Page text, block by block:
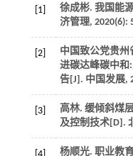
[1] 徐成彬. 我国能
济管理, 2020(6):
[2]
中国致公党贵州
进碳达峰碳中和
告[J]. 中国发展,
[3]
高林. 缓倾斜煤
及控制技术[D].
杨顺光. 职业教